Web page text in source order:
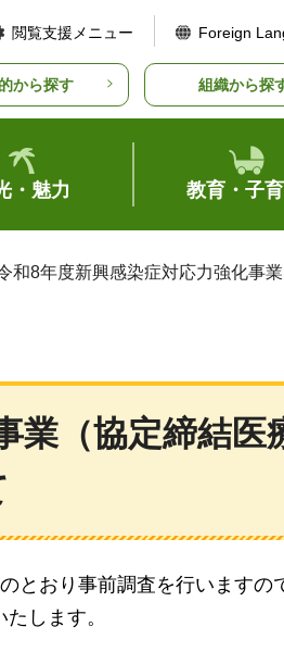
閲覧支援メニュー Foreign
から探す 組織から探
・魅力 教育・子
和8年度新興感染症対応力強化事
業（協定締結医
とおり事前調査を行いますの
します。